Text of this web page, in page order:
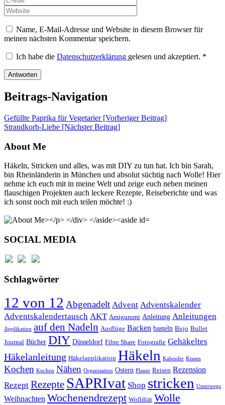
Name, E-Mail-Adresse und Website in diesem Browser für
meinen nächsten Kommentar speichern.
Ich habe die Datenschutzerklärung gelesen und akzeptiert. *
Beitrags-Navigation
Gefüllte Paprika für Vegetarier [Vorheriger Beitrag]
Strandkorb-Liebe [Nächster Beitrag]
About Me
Häkeln, Stricken und alles, was mit DIY zu tun hat. Ich bin Sarah,
bin Rheinländerin in München und absolut süchtig nach Wolle! Hier
nehme ich euch mit in meine Welt und zeige euch neben meinen
flauschigen Projekten auch leckere Rezepte, Reiseberichte und was
ich sonst noch mit euch teilen möchte! :)
SOCIAL MEDIA
Schlagwörter
12 von 12 Abgenadelt Advent Adventskalender
Adventskalendertausch AKT Amigurumi Anleitung Anleitungen
Applikation auf den Nadeln Ausflüge Backen basteln Bujo Bullet
Journal Bücher DIY Düsseldorf Fibre Share Fotografie Gehäkeltes
Häkelanleitung Häkelapplikation Häkeln Kalender Kissen
Kochen Kuchen Nähen Organisation Ostern Planer Reisen Rezension
Rezept Rezepte SAPRIvat Shop stricken Unterwegs
Weihnachten Wochenendrezept Wolldiät Wolle